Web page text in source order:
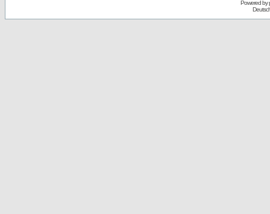
Powered by